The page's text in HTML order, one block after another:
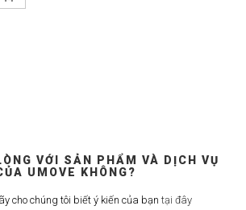
VỚI SẢN PHẨM VÀ DỊCH VỤ
UMOVE KHÔNG?
cho chúng tôi biết ý kiến của bạn tại đây